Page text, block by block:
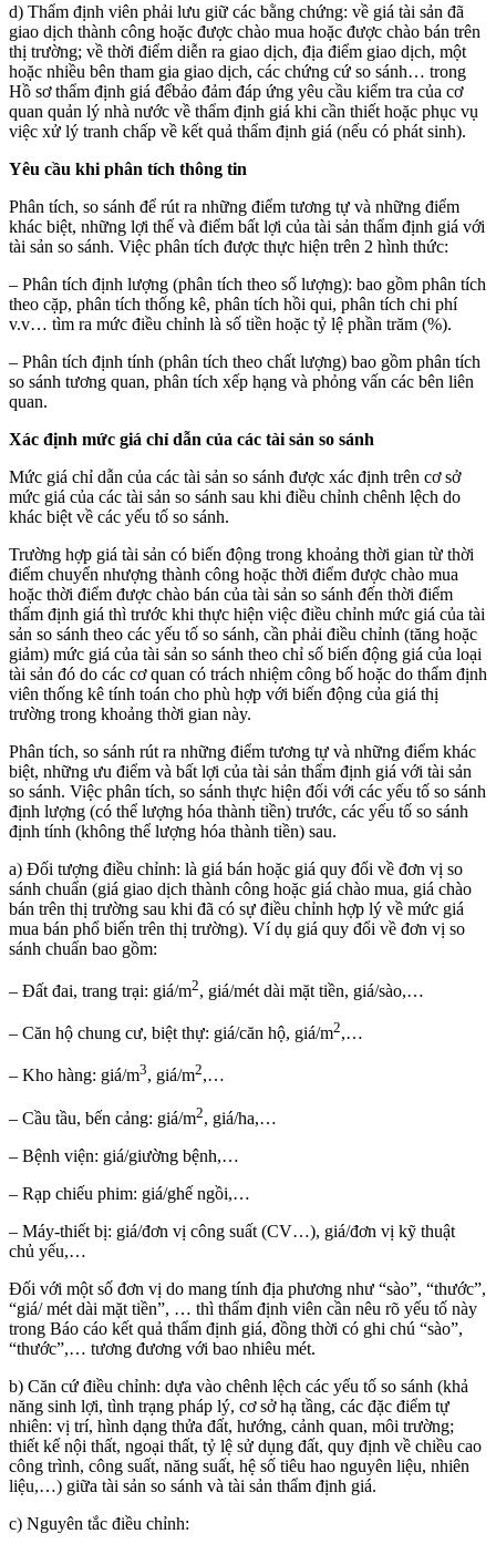
d) Thẩm định viên phải lưu giữ các bằng chứng: về giá tài sản đã
giao dịch thành công hoặc được chào mua hoặc được chào bán trên
thị trường; về thời điểm diễn ra giao dịch, địa điểm giao dịch, một
hoặc nhiều bên tham gia giao dịch, các chứng cứ so sánh… trong
Hồ sơ thẩm định giá đểbảo đảm đáp ứng yêu cầu kiểm tra của cơ
quan quản lý nhà nước về thẩm định giá khi cần thiết hoặc phục vụ
việc xử lý tranh chấp về kết quả thẩm định giá (nếu có phát sinh).
Yêu cầu khi phân tích thông tin
Phân tích, so sánh để rút ra những điểm tương tự và những điểm
khác biệt, những lợi thế và điểm bất lợi của tài sản thẩm định giá với
tài sản so sánh. Việc phân tích được thực hiện trên 2 hình thức:
– Phân tích định lượng (phân tích theo số lượng): bao gồm phân tích
theo cặp, phân tích thống kê, phân tích hồi qui, phân tích chi phí
v.v… tìm ra mức điều chỉnh là số tiền hoặc tỷ lệ phần trăm (%).
– Phân tích định tính (phân tích theo chất lượng) bao gồm phân tích
so sánh tương quan, phân tích xếp hạng và phỏng vấn các bên liên
quan.
Xác định mức giá chỉ dẫn của các tài sản so sánh
Mức giá chỉ dẫn của các tài sản so sánh được xác định trên cơ sở
mức giá của các tài sản so sánh sau khi điều chỉnh chênh lệch do
khác biệt về các yếu tố so sánh.
Trường hợp giá tài sản có biến động trong khoảng thời gian từ thời
điểm chuyển nhượng thành công hoặc thời điểm được chào mua
hoặc thời điểm được chào bán của tài sản so sánh đến thời điểm
thẩm định giá thì trước khi thực hiện việc điều chỉnh mức giá của tài
sản so sánh theo các yếu tố so sánh, cần phải điều chỉnh (tăng hoặc
giảm) mức giá của tài sản so sánh theo chỉ số biến động giá của loại
tài sản đó do các cơ quan có trách nhiệm công bố hoặc do thẩm định
viên thống kê tính toán cho phù hợp với biến động của giá thị
trường trong khoảng thời gian này.
Phân tích, so sánh rút ra những điểm tương tự và những điểm khác
biệt, những ưu điểm và bất lợi của tài sản thẩm định giá với tài sản
so sánh. Việc phân tích, so sánh thực hiện đối với các yếu tố so sánh
định lượng (có thể lượng hóa thành tiền) trước, các yếu tố so sánh
định tính (không thể lượng hóa thành tiền) sau.
a) Đối tượng điều chỉnh: là giá bán hoặc giá quy đổi về đơn vị so
sánh chuẩn (giá giao dịch thành công hoặc giá chào mua, giá chào
bán trên thị trường sau khi đã có sự điều chỉnh hợp lý về mức giá
mua bán phổ biến trên thị trường). Ví dụ giá quy đổi về đơn vị so
sánh chuẩn bao gồm:
– Đất đai, trang trại: giá/m2, giá/mét dài mặt tiền, giá/sào,…
– Căn hộ chung cư, biệt thự: giá/căn hộ, giá/m2,…
– Kho hàng: giá/m3, giá/m2,…
– Cầu tầu, bến cảng: giá/m2, giá/ha,…
– Bệnh viện: giá/giường bệnh,…
– Rạp chiếu phim: giá/ghế ngồi,…
– Máy-thiết bị: giá/đơn vị công suất (CV…), giá/đơn vị kỹ thuật
chủ yếu,…
Đối với một số đơn vị do mang tính địa phương như “sào”, “thước”,
“giá/ mét dài mặt tiền”, … thì thẩm định viên cần nêu rõ yếu tố này
trong Báo cáo kết quả thẩm định giá, đồng thời có ghi chú “sào”,
“thước”,… tương đương với bao nhiêu mét.
b) Căn cứ điều chỉnh: dựa vào chênh lệch các yếu tố so sánh (khả
năng sinh lợi, tình trạng pháp lý, cơ sở hạ tầng, các đặc điểm tự
nhiên: vị trí, hình dạng thửa đất, hướng, cảnh quan, môi trường;
thiết kế nội thất, ngoại thất, tỷ lệ sử dụng đất, quy định về chiều cao
công trình, công suất, năng suất, hệ số tiêu hao nguyên liệu, nhiên
liệu,…) giữa tài sản so sánh và tài sản thẩm định giá.
c) Nguyên tắc điều chỉnh: